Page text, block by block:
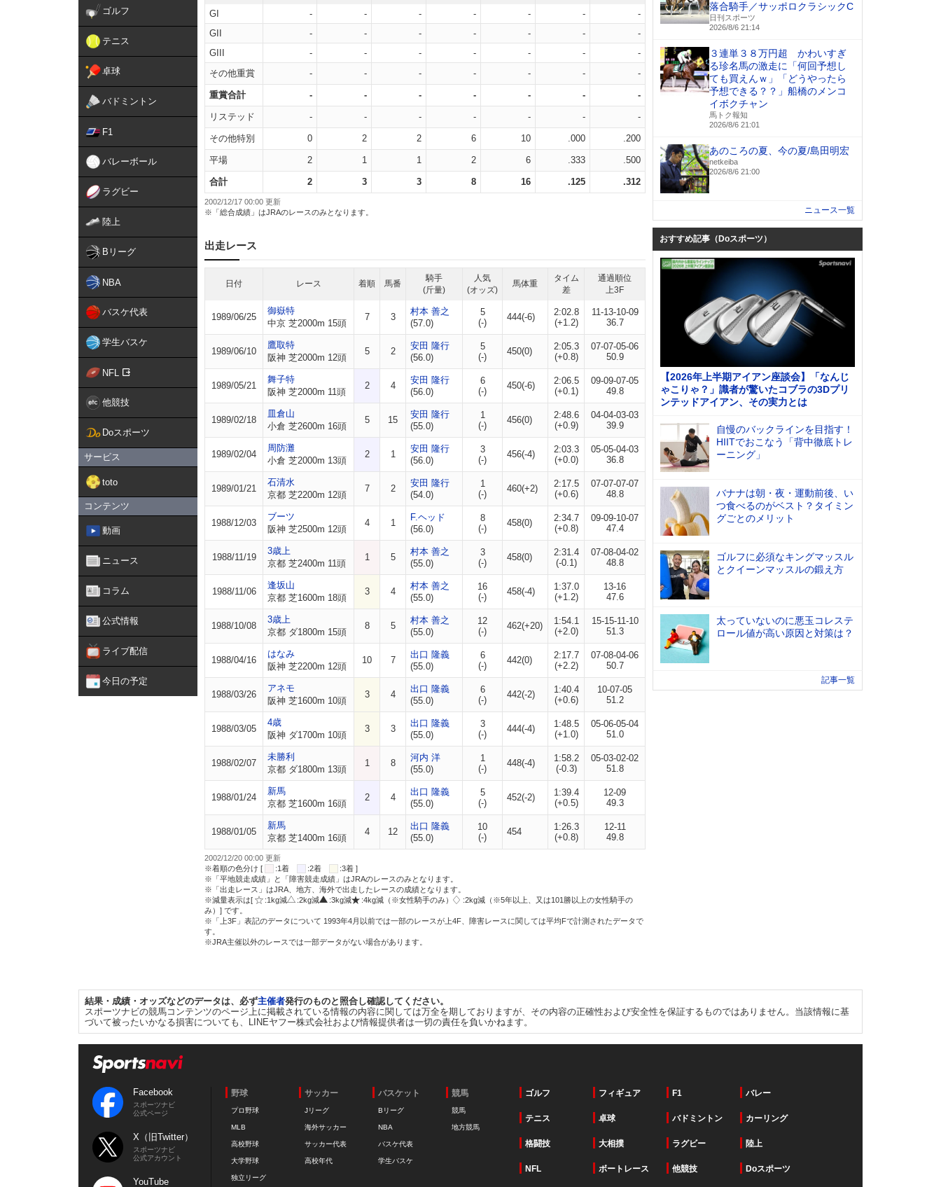
ゴルフ
テニス
卓球
バドミントン
F1
バレーボール
ラグビー
陸上
Bリーグ
NBA
バスケ代表
学生バスケ
NFL
他競技
Doスポーツ
サービス
toto
コンテンツ
動画
ニュース
コラム
公式情報
ライブ配信
今日の予定
GI - - - - - -
-
GII
- - - - - -
-
GIII
- - - - - -
-
その他重賞
- - - - - - -
重賞合計 - - - - - - -
リステッド - - - - - - -
その他特別 0 2 2 6 10 .000 .200
平場 2 1 1 2 6 .333 .500
合計 2 3 3 8 16 .125 .312
2002/12/17 00:00 更新
※「総合成績」はJRAのレースのみとなります。
出走レース
日付 レース 着順 馬番
騎手
(斤量)
人気
(オッズ)
馬体重
タイム
差
通過順位
上3F
1989/06/25
御嶽特
中京 芝2000m 15頭
7 3
村本 善之
(57.0)
5
(-)
444(-6)
2:02.8
(+1.2)
11-13-10-09
36.7
1989/06/10
鷹取特
阪神 芝2000m 12頭
5 2
安田 隆行
(56.0)
5
(-)
450(0)
2:05.3
(+0.8)
07-07-05-06
50.9
1989/05/21
舞子特
阪神 芝2000m 11頭
2 4
安田 隆行
(56.0)
6
(-)
450(-6)
2:06.5
(+0.1)
09-09-07-05
49.8
1989/02/18
皿倉山
小倉 芝2600m 16頭
5 15
安田 隆行
(55.0)
1
(-)
456(0)
2:48.6
(+0.9)
04-04-03-03
39.9
1989/02/04
周防灘
小倉 芝2000m 13頭
2 1
安田 隆行
(56.0)
3
(-)
456(-4)
2:03.3
(+0.0)
05-05-04-03
36.8
1989/01/21
石清水
京都 芝2200m 12頭
7 2
安田 隆行
(54.0)
1
(-)
460(+2)
2:17.5
(+0.6)
07-07-07-07
48.8
1988/12/03
ブーツ
阪神 芝2500m 12頭
4 1
F.ヘッド
(56.0)
8
(-)
458(0)
2:34.7
(+0.8)
09-09-10-07
47.4
1988/11/19
3歳上
京都 芝2400m 11頭
1 5
村本 善之
(55.0)
3
(-)
458(0)
2:31.4
(-0.1)
07-08-04-02
48.8
1988/11/06
逢坂山
京都 芝1600m 18頭
3 4
村本 善之
(55.0)
16
(-)
458(-4)
1:37.0
(+1.2)
13-16
47.6
1988/10/08
3歳上
京都 ダ1800m 15頭
8 5
村本 善之
(55.0)
12
(-)
462(+20)
1:54.1
(+2.0)
15-15-11-10
51.3
1988/04/16
はなみ
阪神 芝2200m 12頭
10 7
出口 隆義
(55.0)
6
(-)
442(0)
2:17.7
(+2.2)
07-08-04-06
50.7
1988/03/26
アネモ
阪神 芝1600m 10頭
3 4
出口 隆義
(55.0)
6
(-)
442(-2)
1:40.4
(+0.6)
10-07-05
51.2
1988/03/05
4歳
阪神 ダ1700m 10頭
3 3
出口 隆義
(55.0)
3
(-)
444(-4)
1:48.5
(+1.0)
05-06-05-04
51.0
1988/02/07
未勝利
京都 ダ1800m 13頭
1 8
河内 洋
(55.0)
1
(-)
448(-4)
1:58.2
(-0.3)
05-03-02-02
51.8
1988/01/24
新馬
京都 芝1600m 16頭
2 4
出口 隆義
(55.0)
5
(-)
452(-2)
1:39.4
(+0.5)
12-09
49.3
1988/01/05
新馬
京都 芝1400m 16頭
4 12
出口 隆義
(55.0)
10
(-)
454
1:26.3
(+0.8)
12-11
49.8
2002/12/20 00:00 更新
※着順の色分け [
:1着 :2着
:3着 ]
※「平地競走成績」と「障害競走成績」はJRAのレースのみとなります。
※「出走レース」はJRA、地方、海外で出走したレースの成績となります。
※減量表示は[
:1kg減 :2kg減 :3kg減 :4kg減（※女性騎手のみ）
:2kg減（※5年以上、又は101勝以上の女性騎手の
み）] です。
※「上3F」表記のデータについて 1993年4月以前では一部のレースが上4F、障害レースに関しては平均Fで計測されたデータで
す。
※JRA主催以外のレースでは一部データがない場合があります。
落合騎手／サッポロクラシックC
日刊スポーツ
2026/8/6 21:14
３連単３８万円超 かわいすぎ
る珍名馬の激走に「何回予想し
ても買えんｗ」「どうやったら
予想できる？？」船橋のメンコ
イボクチャン
馬トク報知
2026/8/6 21:01
あのころの夏、今の夏/島田明宏
netkeiba
2026/8/6 21:00
ニュース一覧
おすすめ記事（Doスポーツ）
【2026年上半期アイアン座談会】「なんじ
ゃこりゃ？」識者が驚いたコブラの3Dプリ
ンテッドアイアン、その実力とは
自慢のバックラインを目指す！
HIITでおこなう「背中徹底トレ
ーニング」
バナナは朝・夜・運動前後、い
つ食べるのがベスト？タイミン
グごとのメリット
ゴルフに必須なキングマッスル
とクイーンマッスルの鍛え方
太っていないのに悪玉コレステ
ロール値が高い原因と対策は？
記事一覧
結果・成績・オッズなどのデータは、必ず主催者発行のものと照合し確認してください。
スポーツナビの競馬コンテンツのページ上に掲載されている情報の内容に関しては万全を期しておりますが、その内容の正確性および安全性を保証するものではありません。当該情報に基
づいて被ったいかなる損害についても、LINEヤフー株式会社および情報提供者は一切の責任を負いかねます。
Facebook
スポーツナビ
公式ページ
X（旧Twitter）
スポーツナビ
公式アカウント
YouTube
野球
プロ野球
MLB
高校野球
大学野球
独立リーグ
サッカー
Jリーグ
海外サッカー
サッカー代表
高校年代
バスケット
Bリーグ
NBA
バスケ代表
学生バスケ
競馬
競馬
地方競馬
ゴルフ フィギュア F1 バレー
テニス 卓球 バドミントン カーリング
格闘技 大相撲 ラグビー 陸上
NFL ボートレース 他競技 Doスポーツ